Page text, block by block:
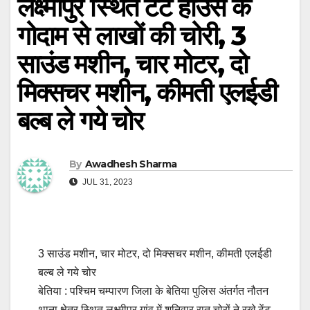
लक्ष्मीपुर स्थित टेंट हाउस के
गोदाम से लाखों की चोरी, 3
साउंड मशीन, चार मोटर, दो
मिक्सचर मशीन, कीमती एलईडी
बल्ब ले गये चोर
By Awadhesh Sharma
JUL 31, 2023
3 साउंड मशीन, चार मोटर, दो मिक्सचर मशीन, कीमती एलईडी
बल्ब ले गये चोर
बेतिया : पश्चिम चम्पारण जिला के बेतिया पुलिस अंतर्गत नौतन